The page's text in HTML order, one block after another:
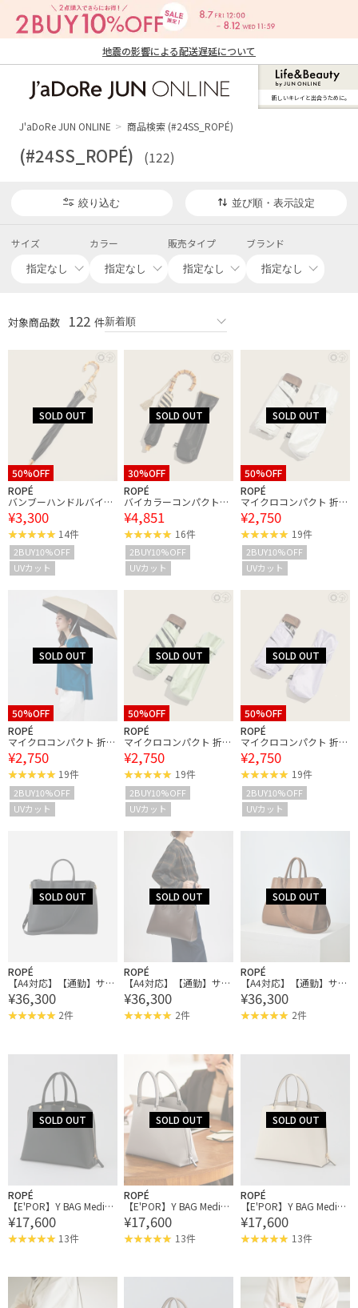
地震の影響による配送遅延について
ン オンライン）
新しいキレイと出合うために。
J'aDoRe JUN ONLINE 商品検索 (#24SS_ROPÉ)
(#24SS_ROPÉ) (122)
絞り込む 並び順・表示設定
サイズ カラー 販売タイプ ブランド
対象商品数 122 件
50%OFF
ROPÉ
バンブーハンドルバイカ
ラーパラソル（長傘）
【晴雨兼用/UVカット】
【完全遮光生地】
¥3,300
14件
2BUY10%OFF
UVカット
30%OFF
ROPÉ
バイカラーコンパクトパ
ラソル（折りたたみ傘/
日傘）【晴雨兼用/UVカ
ット】【完全遮光生地】
¥4,851
16件
2BUY10%OFF
UVカット
50%OFF
ROPÉ
マイクロコンパクト 折り
たたみ傘【晴雨兼用】
【遮光率100%】【UPF5
0＋】
¥2,750
19件
2BUY10%OFF
UVカット
50%OFF
ROPÉ
マイクロコンパクト 折り
たたみ傘【晴雨兼用】
【遮光率100%】【UPF5
0＋】
¥2,750
19件
2BUY10%OFF
UVカット
50%OFF
ROPÉ
マイクロコンパクト 折り
たたみ傘【晴雨兼用】
【遮光率100%】【UPF5
0＋】
¥2,750
19件
2BUY10%OFF
UVカット
50%OFF
ROPÉ
マイクロコンパクト 折り
たたみ傘【晴雨兼用】
【遮光率100%】【UPF5
0＋】
¥2,750
19件
2BUY10%OFF
UVカット
ROPÉ
【A4対応】【通勤】サイ
ドメタルビッグトート
【追加生産】
¥36,300
2件
ROPÉ
【A4対応】【通勤】サイ
ドメタルビッグトート
【追加生産】
¥36,300
2件
ROPÉ
【A4対応】【通勤】サイ
ドメタルビッグトート
【追加生産】
¥36,300
2件
ROPÉ
【E'POR】Y BAG Mediu
m【軽量】【メディア掲
載】
¥17,600
13件
ROPÉ
【E'POR】Y BAG Mediu
m【軽量】【メディア掲
載】
¥17,600
13件
ROPÉ
【E'POR】Y BAG Mediu
m【軽量】【メディア掲
載】
¥17,600
13件